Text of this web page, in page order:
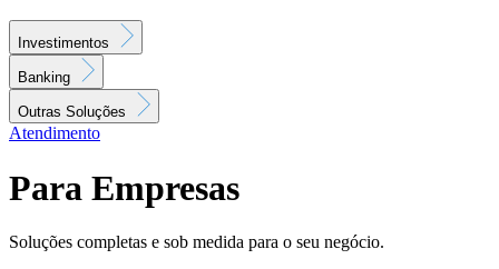
Investimentos
Banking
Outras Soluções
Atendimento
Para Empresas
Soluções completas e sob medida para o seu negócio.